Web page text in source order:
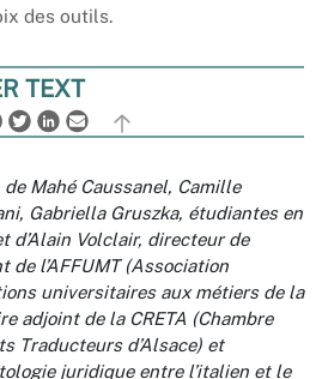
des outils.
TEXT
Mahé Caussanel, Camille
Gabriella Gruszka, étudiantes en
d’Alain Volclair, directeur de
de l’AFFUMT (Association
universitaires aux métiers de la
adjoint de la CRETA (Chambre
Traducteurs d’Alsace) et
juridique entre l’italien et le